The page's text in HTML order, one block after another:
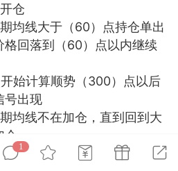
EA+
软件大更
1
仓
均线大于（60）点持仓单出
格回落到（60）点以内继续
始计算顺势（300）点以后
号出现
均线不在加仓，直到回到大
上穿（55）周期均线且不在